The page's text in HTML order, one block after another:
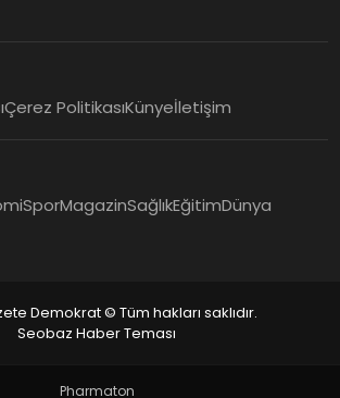
Çerez PolitikasıKünyeİletişim
SporMagazinSağlıkEğitimDünya
Demokrat © Tüm hakları saklıdır.
Seobaz Haber Teması
Pharmaton